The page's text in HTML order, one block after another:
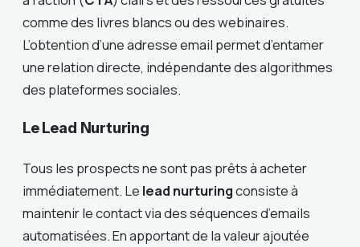
comme des livres blancs ou des webinaires.
L’obtention d’une adresse email permet d’entamer
une relation directe, indépendante des algorithmes
des plateformes sociales.
Le Lead Nurturing
Tous les prospects ne sont pas prêts à acheter
immédiatement. Le lead nurturingconsiste à
maintenir le contact via des séquences d’emails
automatisées. En apportant de la valeur ajoutée